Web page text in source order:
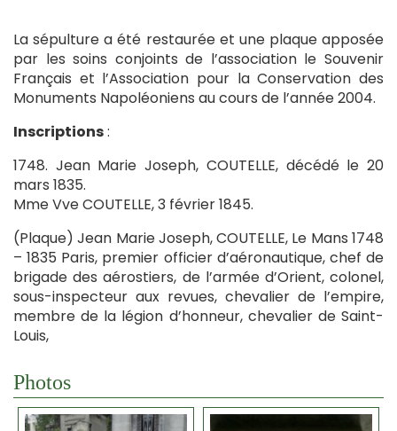
La sépulture a été restaurée et une plaque apposée
par les soins conjoints de l’association le Souvenir
Français et l’Association pour la Conservation des
Monuments Napoléoniens au cours de l’année 2004.
Inscriptions:
1748. Jean Marie Joseph, COUTELLE, décédé le 20
mars 1835.
Mme Vve COUTELLE, 3 février 1845.
(Plaque) Jean Marie Joseph, COUTELLE, Le Mans 1748
– 1835 Paris, premier officier d’aéronautique, chef de
brigade des aérostiers, de l’armée d’Orient, colonel,
sous-inspecteur aux revues, chevalier de l’empire,
membre de la légion d’honneur, chevalier de Saint-
Louis,
Photos